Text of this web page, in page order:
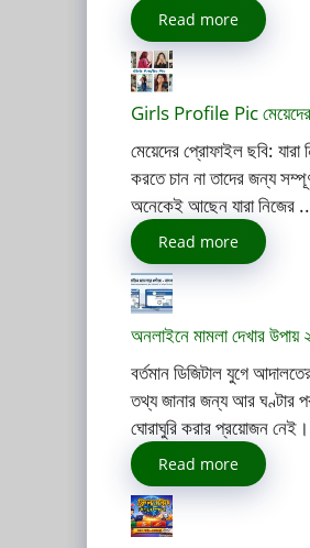
Read more
Girls Profile Pic
মেয়েদের প্রোফাইল ছবি: যারা
করতে চান না তাদের জন্য
অনেকেই আছেন যারা নিজের
Read more
অনলাইনে মামলা দেখার উপায়
বর্তমান ডিজিটাল যুগে
তথ্য জানার জন্য আর ঘণ্টার
ঘোরাঘুরি করার প্রয়োজন
Read more